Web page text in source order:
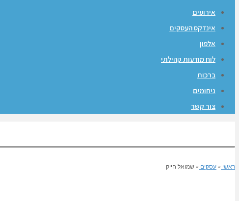
אירועים
אינדקס העסקים
אלפון
לוח מודעות קהילתי
ברכות
ניחומים
צור קשר
ראשי » עסקים » שמואל חייק